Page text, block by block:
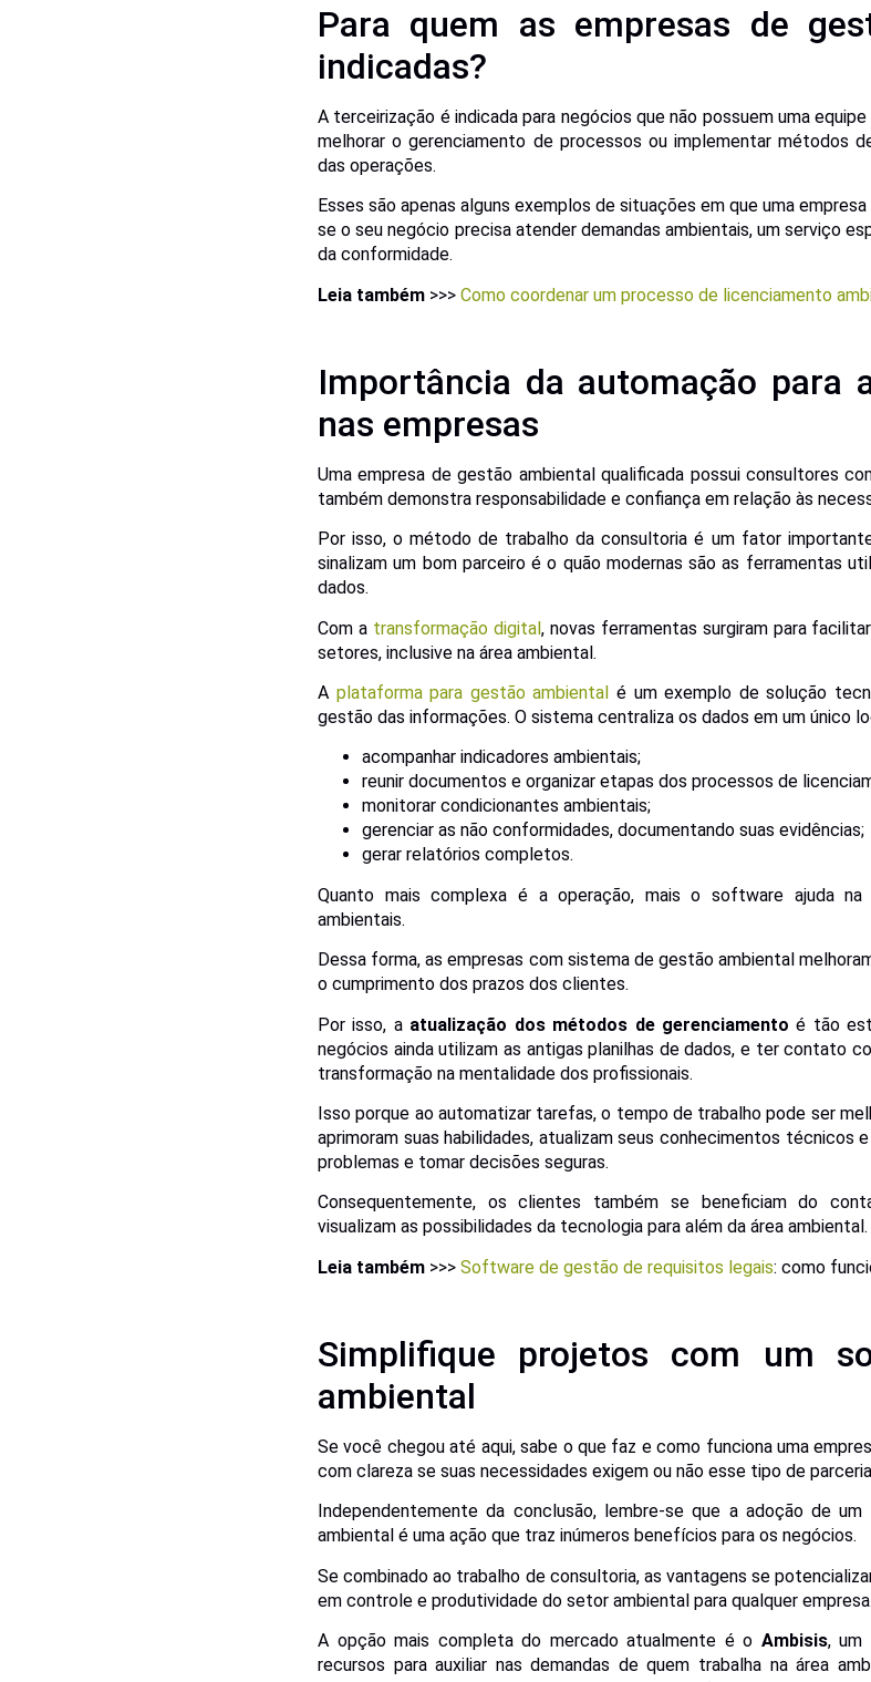
Para quem as empresas de
indicadas?
A terceirização é indicada para negócios que não possuem uma
melhorar o gerenciamento de processos ou implementar métodos
das operações.
Esses são apenas alguns exemplos de situações em que uma
se o seu negócio precisa atender demandas ambientais, um serviço
da conformidade.
Leia também >>> Como coordenar um processo de licenciamento
Importância da automação para
nas empresas
Uma empresa de gestão ambiental qualificada possui consultores
também demonstra responsabilidade e confiança em relação às
Por isso, o método de trabalho da consultoria é um fator
sinalizam um bom parceiro é o quão modernas são as ferramentas
dados.
Com a transformação digital, novas ferramentas surgiram para
setores, inclusive na área ambiental.
A plataforma para gestão ambiental é um exemplo de solução
gestão das informações. O sistema centraliza os dados em um único
acompanhar indicadores ambientais;
reunir documentos e organizar etapas dos processos de
monitorar condicionantes ambientais;
gerenciar as não conformidades, documentando suas evidências;
gerar relatórios completos.
Quanto mais complexa é a operação, mais o software ajuda na
ambientais.
Dessa forma, as empresas com sistema de gestão ambiental
o cumprimento dos prazos dos clientes.
Por isso, a atualização dos métodos de gerenciamento é tão
negócios ainda utilizam as antigas planilhas de dados, e ter contato
transformação na mentalidade dos profissionais.
Isso porque ao automatizar tarefas, o tempo de trabalho pode ser
aprimoram suas habilidades, atualizam seus conhecimentos técnicos
problemas e tomar decisões seguras.
Consequentemente, os clientes também se beneficiam do
visualizam as possibilidades da tecnologia para além da área ambiental.
Leia também >>> Software de gestão de requisitos legais: como
Simplifique projetos com um
ambiental
Se você chegou até aqui, sabe o que faz e como funciona uma
com clareza se suas necessidades exigem ou não esse tipo de
Independentemente da conclusão, lembre-se que a adoção de
ambiental é uma ação que traz inúmeros benefícios para os negócios.
Se combinado ao trabalho de consultoria, as vantagens se
em controle e produtividade do setor ambiental para qualquer empresa.
A opção mais completa do mercado atualmente é o Ambisis, um
recursos para auxiliar nas demandas de quem trabalha na área